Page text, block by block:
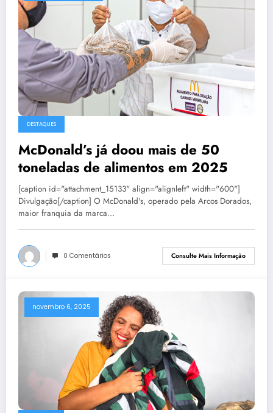
DESTAQUES
McDonald’s já doou mais de 50
toneladas de alimentos em 2025
[caption id="attachment_15133" align="alignleft" width="600"]
Divulgação[/caption] O McDonald's, operado pela Arcos Dorados,
maior franquia da marca…
0 Comentários Consulte Mais Informação
novembro 6, 2025